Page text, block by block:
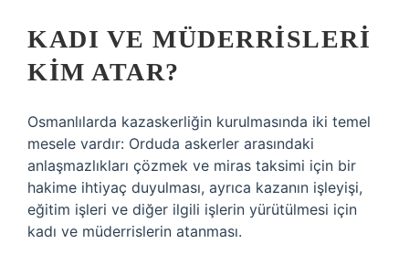
KADI VE MÜDERRISLERI
KIM ATAR?
Osmanlılarda kazaskerliğin kurulmasında iki temel
mesele vardır: Orduda askerler arasındaki
anlaşmazlıkları çözmek ve miras taksimi için bir
hakime ihtiyaç duyulması, ayrıca kazanın işleyişi,
eğitim işleri ve diğer ilgili işlerin yürütülmesi için
kadı ve müderrislerin atanması.